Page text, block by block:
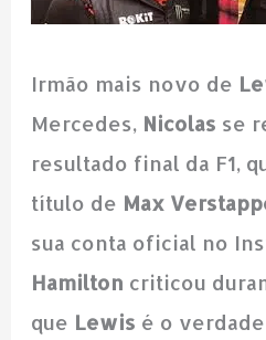
Irmão mais novo de
Mercedes, Nicolas se
resultado final da F1,
título de Max
sua conta oficial no
Hamilton criticou
que Lewis é o